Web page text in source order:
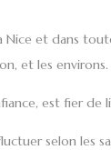
Nice et dans
, et les environs.
est fier de
selon les